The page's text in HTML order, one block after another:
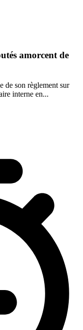
amorcent de
de son règlement sur
interne en...